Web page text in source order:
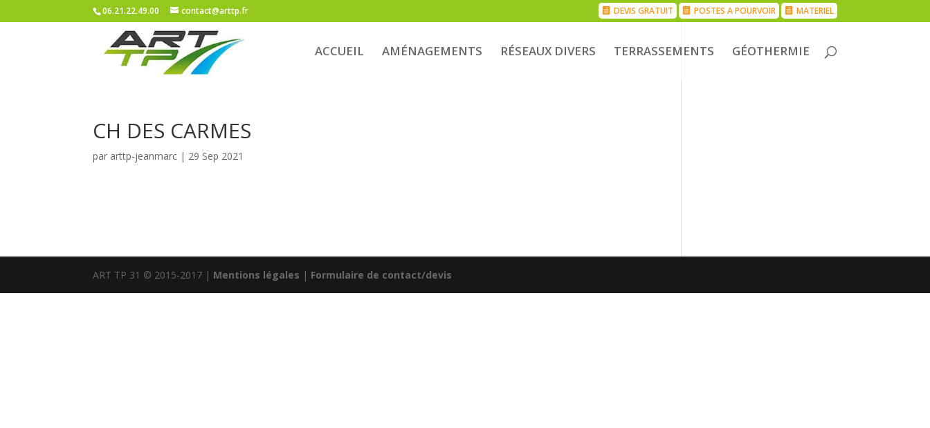
06.21.22.49.00 contact@arttp.fr DEVIS GRATUIT POSTES A POURVOIR MATERIEL
ACCUEIL AMÉNAGEMENTS RÉSEAUX DIVERS TERRASSEMENTS GÉOTHERMIE
CH DES CARMES
par arttp-jeanmarc | 29 Sep 2021
ART TP 31 © 2015-2017 | Mentions légales | Formulaire de contact/devis